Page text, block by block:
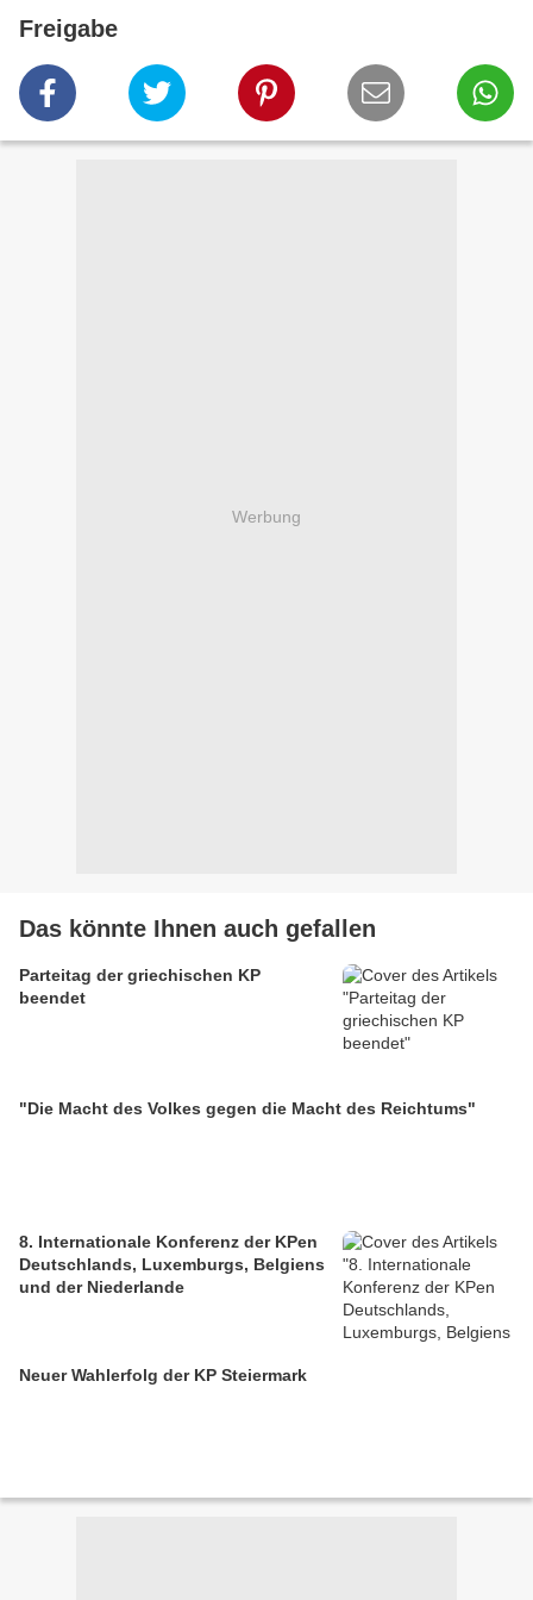
Freigabe
Werbung
Das könnte Ihnen auch gefallen
Parteitag der griechischen KP
beendet
"Die Macht des Volkes gegen die Macht des Reichtums"
8. Internationale Konferenz der KPen
Deutschlands, Luxemburgs, Belgiens
und der Niederlande
Neuer Wahlerfolg der KP Steiermark